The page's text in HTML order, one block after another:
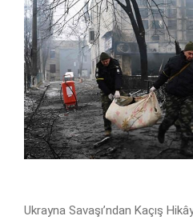
Ukrayna Savaşı’ndan Kaçış